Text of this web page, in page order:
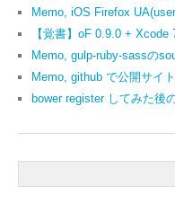
Memo, iOS Firefox
【覚書】oF 0.9.0 + Xcode
Memo, gulp-ruby-sassの
Memo, github で公開サイ
bower register してみた後